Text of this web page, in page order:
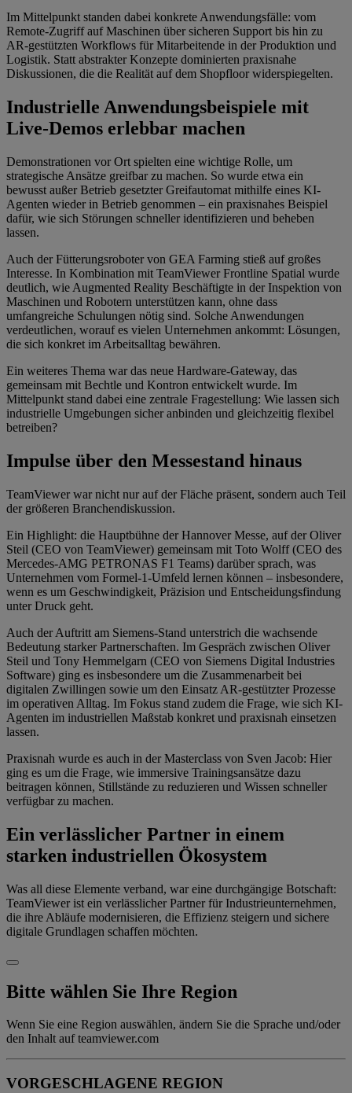
Im Mittelpunkt standen dabei konkrete Anwendungsfälle: vom
Remote-Zugriff auf Maschinen über sicheren Support bis hin zu
AR-gestützten Workflows für Mitarbeitende in der Produktion und
Logistik. Statt abstrakter Konzepte dominierten praxisnahe
Diskussionen, die die Realität auf dem Shopfloor widerspiegelten.
Industrielle Anwendungsbeispiele mit
Live-Demos erlebbar machen
Demonstrationen vor Ort spielten eine wichtige Rolle, um
strategische Ansätze greifbar zu machen. So wurde etwa ein
bewusst außer Betrieb gesetzter Greifautomat mithilfe eines KI-
Agenten wieder in Betrieb genommen – ein praxisnahes Beispiel
dafür, wie sich Störungen schneller identifizieren und beheben
lassen.
Auch der Fütterungsroboter von GEA Farming stieß auf großes
Interesse. In Kombination mit TeamViewer Frontline Spatial wurde
deutlich, wie Augmented Reality Beschäftigte in der Inspektion von
Maschinen und Robotern unterstützen kann, ohne dass
umfangreiche Schulungen nötig sind. Solche Anwendungen
verdeutlichen, worauf es vielen Unternehmen ankommt: Lösungen,
die sich konkret im Arbeitsalltag bewähren.
Ein weiteres Thema war das neue Hardware-Gateway, das
gemeinsam mit Bechtle und Kontron entwickelt wurde. Im
Mittelpunkt stand dabei eine zentrale Fragestellung: Wie lassen sich
industrielle Umgebungen sicher anbinden und gleichzeitig flexibel
betreiben?
Impulse über den Messestand hinaus
TeamViewer war nicht nur auf der Fläche präsent, sondern auch Teil
der größeren Branchendiskussion.
Ein Highlight: die Hauptbühne der Hannover Messe, auf der Oliver
Steil (CEO von TeamViewer) gemeinsam mit Toto Wolff (CEO des
Mercedes-AMG PETRONAS F1 Teams) darüber sprach, was
Unternehmen vom Formel-1-Umfeld lernen können – insbesondere,
wenn es um Geschwindigkeit, Präzision und Entscheidungsfindung
unter Druck geht.
Auch der Auftritt am Siemens-Stand unterstrich die wachsende
Bedeutung starker Partnerschaften. Im Gespräch zwischen Oliver
Steil und Tony Hemmelgarn (CEO von Siemens Digital Industries
Software) ging es insbesondere um die Zusammenarbeit bei
digitalen Zwillingen sowie um den Einsatz AR-gestützter Prozesse
im operativen Alltag. Im Fokus stand zudem die Frage, wie sich KI-
Agenten im industriellen Maßstab konkret und praxisnah einsetzen
lassen.
Praxisnah wurde es auch in der Masterclass von Sven Jacob: Hier
ging es um die Frage, wie immersive Trainingsansätze dazu
beitragen können, Stillstände zu reduzieren und Wissen schneller
verfügbar zu machen.
Ein verlässlicher Partner in einem
starken industriellen Ökosystem
Was all diese Elemente verband, war eine durchgängige Botschaft:
TeamViewer ist ein verlässlicher Partner für Industrieunternehmen,
die ihre Abläufe modernisieren, die Effizienz steigern und sichere
digitale Grundlagen schaffen möchten.
Bitte wählen Sie Ihre Region
Wenn Sie eine Region auswählen, ändern Sie die Sprache und/oder
den Inhalt auf teamviewer.com
VORGESCHLAGENE REGION